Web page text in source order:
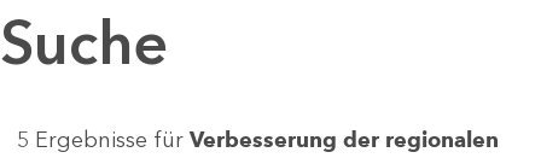
Suche
5 Ergebnisse für Verbesserung der regionalen